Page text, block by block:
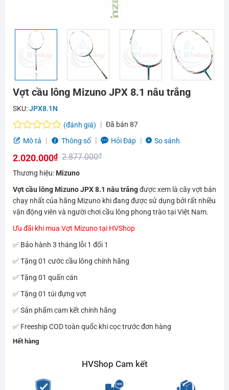
Vợt cầu lông Mizuno JPX 8.1 nâu trắng
SKU:JPX8.1N
Được
hạng
0.0
5
sao
(đánh giá) Đã bán 87
Mô tả
Thông số Hỏi Đáp So sánh
2.877.000₫
Giá
là:
2.877.000₫.
2.020.000₫
Giá
hiện
tại
là:
2.020.000₫.
Thương hiệu: Mizuno
Vợt cầu lông Mizuno JPX 8.1 nâu trắngđược xem là cây vợt bán
chạy nhất của hãng Mizuno khi đang được sử dụng bởi rất nhiều
vận động viên và người chơi cầu lông phong trào tại Việt Nam.
Ưu đãi khi mua Vợt Mizuno tại HVShop
✅ Bảo hành 3 tháng lỗi 1 đổi 1
✅ Tặng 01 cước cầu lông chính hãng
✅ Tặng 01 quấn cán
✅ Tặng 01 túi đựng vợt
✅ Sản phẩm cam kết chính hãng
✅ Freeship COD toàn quốc khi cọc trước đơn hàng
Hết hàng
HVShop Cam kết